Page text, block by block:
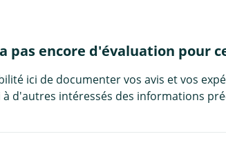
pas encore d'évaluation pour
ici de documenter vos avis et vos
d'autres intéressés des informations